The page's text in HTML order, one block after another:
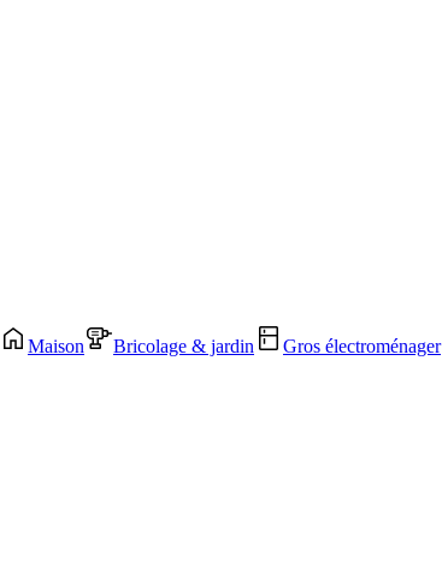
Maison Bricolage & jardin Gros électroménager